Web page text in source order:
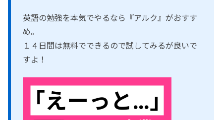
英語の勉強を本気でやるなら『アルク』がおすす
め。
１４日間は無料でできるので試してみるが良いで
すよ！